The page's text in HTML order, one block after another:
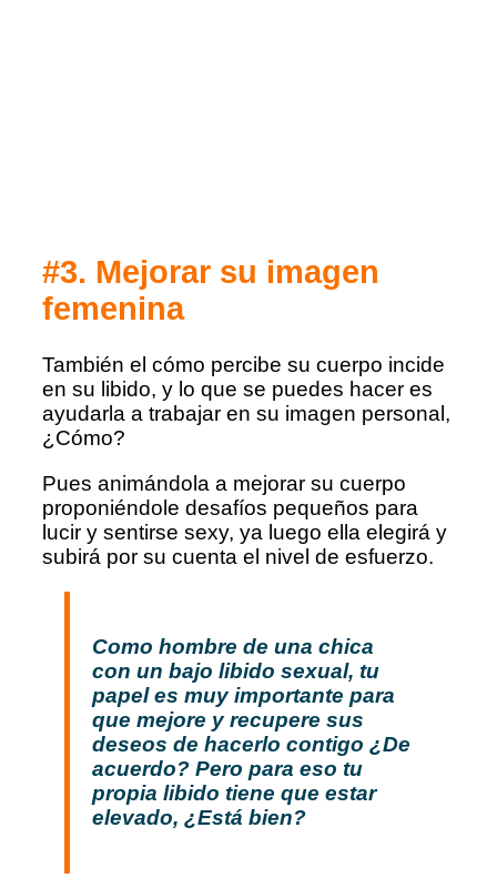
#3. Mejorar su imagen
femenina
También el cómo percibe su cuerpo incide
en su libido, y lo que se puedes hacer es
ayudarla a trabajar en su imagen personal,
¿Cómo?
Pues animándola a mejorar su cuerpo
proponiéndole desafíos pequeños para
lucir y sentirse sexy, ya luego ella elegirá y
subirá por su cuenta el nivel de esfuerzo.
Como hombre de una chica
con un bajo libido sexual, tu
papel es muy importante para
que mejore y recupere sus
deseos de hacerlo contigo ¿De
acuerdo? Pero para eso tu
propia libido tiene que estar
elevado, ¿Está bien?